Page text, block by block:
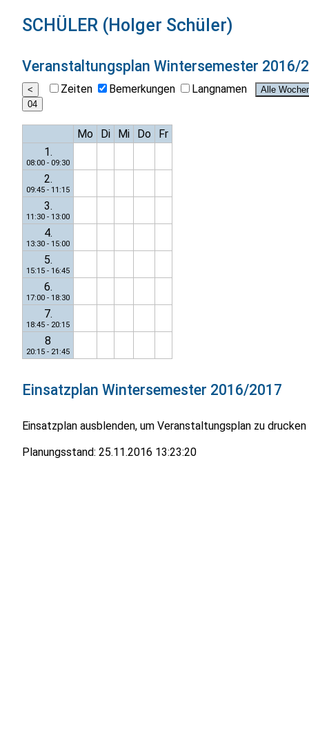
SCHÜLER (Holger Schüler)
Veranstaltungsplan Wintersemester 2016/
Zeiten Bemerkungen Langnamen
Mo Di Mi Do
Fr
1.
08:00 - 09:30
2.
09:45 - 11:15
3.
11:30 - 13:00
4.
13:30 - 15:00
5.
15:15 - 16:45
6.
17:00 - 18:30
7.
18:45 - 20:15
8
20:15 - 21:45
Einsatzplan Wintersemester 2016/2017
Einsatzplan ausblenden, um Veranstaltungsplan zu drucken
Planungsstand: 25.11.2016 13:23:20